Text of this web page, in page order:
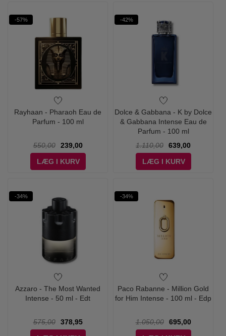
-57%
Rayhaan - Pharaoh Eau de
Parfum - 100 ml
550,00
239,00
LÆG I KURV
-42%
Dolce & Gabbana - K by Dolce
& Gabbana Intense Eau de
Parfum - 100 ml
1.110,00
639,00
LÆG I KURV
-34%
Azzaro - The Most Wanted
Intense - 50 ml - Edt
575,00
378,95
-34%
Paco Rabanne - Million Gold
for Him Intense - 100 ml - Edp
1.050,00
695,00